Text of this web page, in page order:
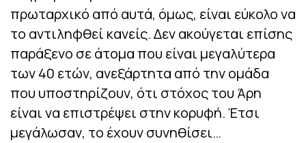
πρωταρχικό από αυτά, όμως, είναι εύκολο να
το αντιληφθεί κανείς. Δεν ακούγεται επίσης
παράξενο σε άτομα που είναι μεγαλύτερα
των 40 ετών, ανεξάρτητα από την ομάδα
που υποστηρίζουν, ότι στόχος του Άρη
είναι να επιστρέψει στην κορυφή. Έτσι
μεγάλωσαν, το έχουν συνηθίσει…